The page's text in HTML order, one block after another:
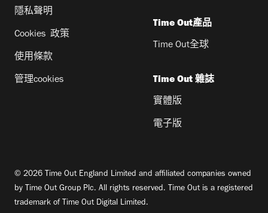
隱私聲明
Cookies 政策
使用條款
管理cookies
Time Out產品
Time Out全球
Time Out 雜誌
實體版
電子版
© 2026 Time Out England Limited and affiliated companies owned
by Time Out Group Plc. All rights reserved. Time Out is a registered
trademark of Time Out Digital Limited.